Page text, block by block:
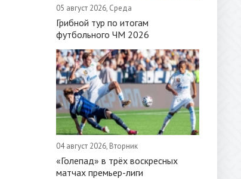
05 август 2026, Среда
Грибной тур по итогам
футбольного ЧМ 2026
04 август 2026, Вторник
«Голепад» в трёх воскресных
матчах премьер-лиги